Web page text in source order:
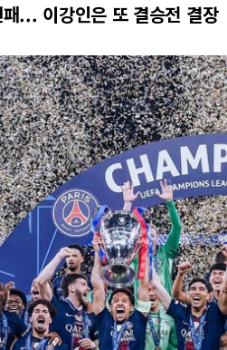
... 이강인은 또 결승전 결장